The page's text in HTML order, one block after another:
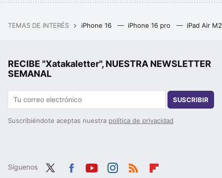
TEMAS DE INTERÉS iPhone 16 iPhone 16 pro iPad Air
RECIBE "Xatakaletter", NUESTRA NEWSLETTER
SEMANAL
SUSCRIBIR
Suscribiéndote aceptas nuestra política de privacidad
Síguenos